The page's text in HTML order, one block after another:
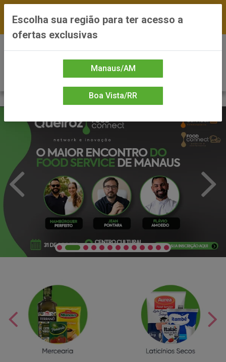
*Preços exclusivos do site — Entrega em até 24h
Escolha sua região para ter acesso a
ofertas exclusivas
Manaus/AM
Boa Vista/RR